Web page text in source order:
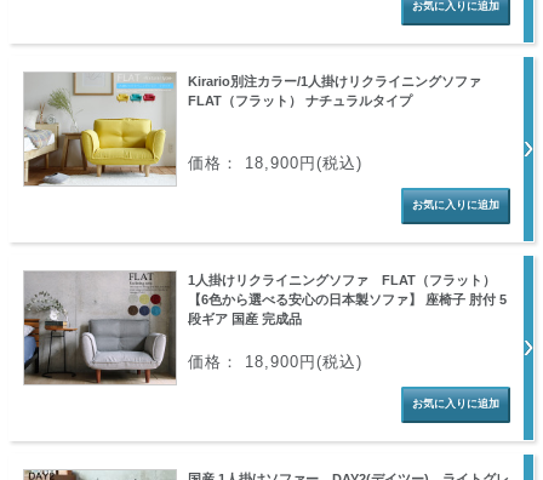
Kirario別注カラー/1人掛けリクライニングソファ
FLAT（フラット） ナチュラルタイプ
価格： 18,900円(税込)
1人掛けリクライニングソファ FLAT（フラット）
【6色から選べる安心の日本製ソファ】 座椅子 肘付 5
段ギア 国産 完成品
価格： 18,900円(税込)